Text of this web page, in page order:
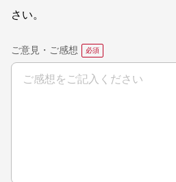
さい。
ご意見・ご感想